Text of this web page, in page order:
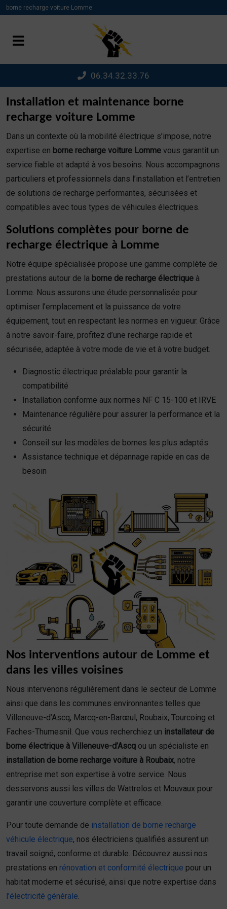
borne recharge voiture Lomme
06.34.32.33.76
Installation et maintenance borne
recharge voiture Lomme
Dans un contexte où la mobilité électrique s’impose, notre
expertise en borne recharge voiture Lomme vous garantit un
service fiable et adapté à vos besoins. Nous accompagnons
particuliers et professionnels dans l’installation et l’entretien
de solutions de recharge performantes, sécurisées et
compatibles avec tous types de véhicules électriques.
Solutions complètes pour borne de
recharge électrique à Lomme
Notre équipe spécialisée propose une gamme complète de
prestations autour de la borne de recharge électrique à
Lomme. Nous assurons une étude personnalisée pour
optimiser l’emplacement et la puissance de votre
équipement, tout en respectant les normes en vigueur. Grâce
à notre savoir-faire, profitez d’une recharge rapide et
sécurisée, adaptée à votre mode de vie et à votre budget.
Diagnostic électrique préalable pour garantir la
compatibilité
Installation conforme aux normes NF C 15-100 et IRVE
Maintenance régulière pour assurer la performance et la
sécurité
Conseil sur les modèles de bornes les plus adaptés
Assistance technique et dépannage rapide en cas de
besoin
Nos interventions autour de Lomme et
dans les villes voisines
Nous intervenons régulièrement dans le secteur de Lomme
ainsi que dans les communes environnantes telles que
Villeneuve-d’Ascq, Marcq-en-Barœul, Roubaix, Tourcoing et
Faches-Thumesnil. Que vous recherchiez un installateur de
borne électrique à Villeneuve-d’Ascq ou un spécialiste en
installation de borne recharge voiture à Roubaix, notre
entreprise met son expertise à votre service. Nous
desservons aussi les villes de Wattrelos et Mouvaux pour
garantir une couverture complète et efficace.
Pour toute demande de installation de borne recharge
véhicule électrique, nos électriciens qualifiés assurent un
travail soigné, conforme et durable. Découvrez aussi nos
prestations en rénovation et conformité électrique pour un
habitat moderne et sécurisé, ainsi que notre expertise dans
l’électricité générale
Panneau de gestion des cookies